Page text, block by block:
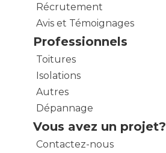
Récrutement
Avis et Témoignages
Professionnels
Toitures
Isolations
Autres
Dépannage
Vous avez un projet?
Contactez-nous